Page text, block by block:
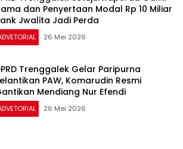
dan Penyertaan Modal Rp 10 Miliar
Jwalita Jadi Perda
26 Mei 2026
Trenggalek Gelar Paripurna
PAW, Komarudin Resmi
Mendiang Nur Efendi
26 Mei 2026